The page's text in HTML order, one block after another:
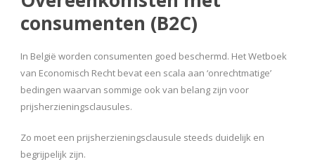
consumenten (B2C)
In België worden consumenten goed beschermd. Het Wetboek
van Economisch Recht bevat een scala aan ‘onrechtmatige’
bedingen waarvan sommige ook van belang zijn voor
prijsherzieningsclausules.
Zo moet een prijsherzieningsclausule steeds duidelijk en
begrijpelijk zijn.